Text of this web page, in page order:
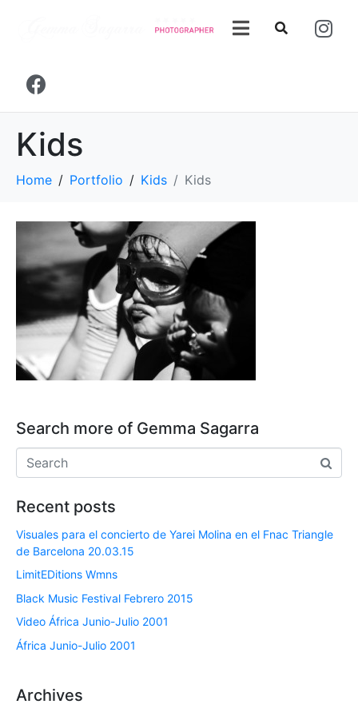
Kids
Home Portfolio Kids Kids
Search more of Gemma Sagarra
Recent posts
Visuales para el concierto de Yarei Molina en el Fnac Triangle
de Barcelona 20.03.15
LimitEDitions Wmns
Black Music Festival Febrero 2015
Video África Junio-Julio 2001
África Junio-Julio 2001
Archives